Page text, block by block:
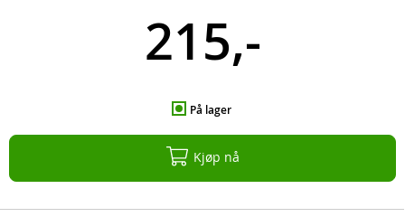
215,-
På lager
Kjøp nå